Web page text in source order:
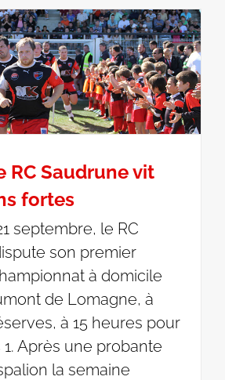
RC Saudrune vit
fortes
septembre, le RC
son premier
à domicile
de Lomagne, à
à 15 heures pour
Après une probante
la semaine